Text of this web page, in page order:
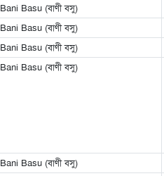
Bani Basu (বাণী বসু)
Bani Basu (বাণী বসু)
Bani Basu (বাণী বসু)
Bani Basu (বাণী বসু)
Bani Basu (বাণী বসু)